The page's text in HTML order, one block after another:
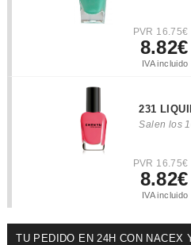
PVR 16.75€
8.82€
IVA incluido
231
Salen los
PVR 16.75€
8.82€
IVA incluido
TU PEDIDO EN 24H CON NACEX